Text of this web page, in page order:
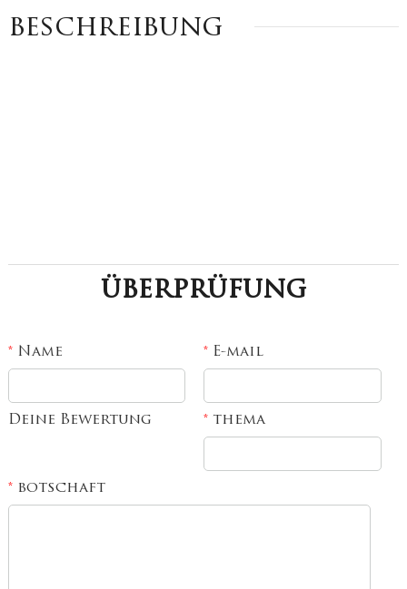
beschreibung
überprüfung
*Name *E-mail
Deine Bewertung *thema
*botschaft